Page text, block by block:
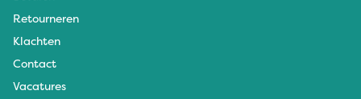
Retourneren
Klachten
Contact
Vacatures